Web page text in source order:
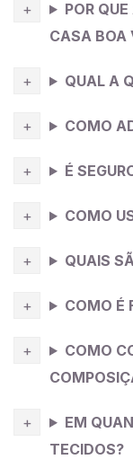
fluido,
uma saia com
excelentes
toque de
POR
CASA BOA
QUAL A
COMO
É
COMO
QUAIS
COMO É
COMO
EM
TECIDOS?